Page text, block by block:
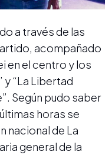
a través de las
acompañado
en el centro y los
y “La Libertad
Según pudo saber
horas se
nacional de La
general de la